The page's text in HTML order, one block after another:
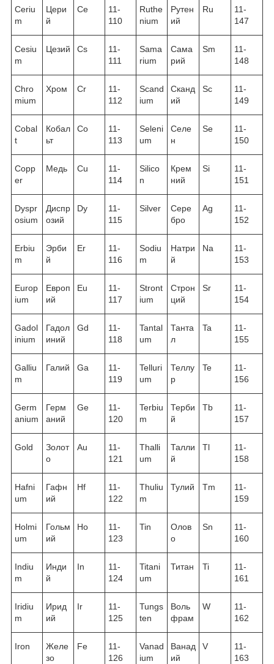
Ceriu
m
Цери
й
Ce
11-
110
Ruthe
nium
Рутен
ий
Ru
11-
147
Cesiu
m
Цезий Cs
11-
111
Sama
rium
Сама
рий
Sm
11-
148
Chro
mium
Хром Cr
11-
112
Scand
ium
Сканд
ий
Sc
11-
149
Cobal
t
Кобал
ьт
Co
11-
113
Seleni
um
Селе
н
Se
11-
150
Copp
er
Медь Cu
11-
114
Silico
n
Крем
ний
Si
11-
151
Dyspr
osium
Диспр
озий
Dy
11-
115
Silver
Сере
бро
Ag
11-
152
Erbiu
m
Эрби
й
Er
11-
116
Sodiu
m
Натри
й
Na
11-
153
Europ
ium
Европ
ий
Eu
11-
117
Stront
ium
Строн
ций
Sr
11-
154
Gadol
inium
Гадол
иний
Gd
11-
118
Tantal
um
Танта
л
Ta
11-
155
Galliu
m
Галий Ga
11-
119
Telluri
um
Теллу
р
Te
11-
156
Germ
anium
Герм
аний
Ge
11-
120
Terbiu
m
Терби
й
Tb
11-
157
Gold
Золот
о
Au
11-
121
Thalli
um
Талли
й
Tl
11-
158
Hafni
um
Гафн
ий
Hf
11-
122
Thuliu
m
Тулий Tm
11-
159
Holmi
um
Гольм
ий
Ho
11-
123
Tin
Олов
о
Sn
11-
160
Indiu
m
Инди
й
In
11-
124
Titani
um
Титан Ti
11-
161
Iridiu
m
Ирид
ий
Ir
11-
125
Tungs
ten
Воль
фрам
W
11-
162
Iron
Желе
зо
Fe
11-
126
Vanad
ium
Ванад
ий
V
11-
163